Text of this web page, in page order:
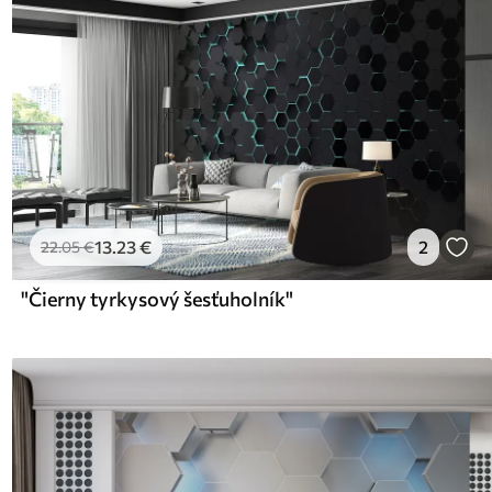
22.05€13.23€ 2
"Čierny tyrkysový šesťuholník"